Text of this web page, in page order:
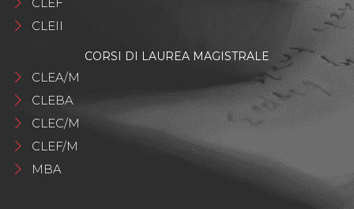
CLEII
CORSI DI LAUREA MAGISTRALE
CLEA/M
CLEBA
CLEC/M
CLEF/M
MBA